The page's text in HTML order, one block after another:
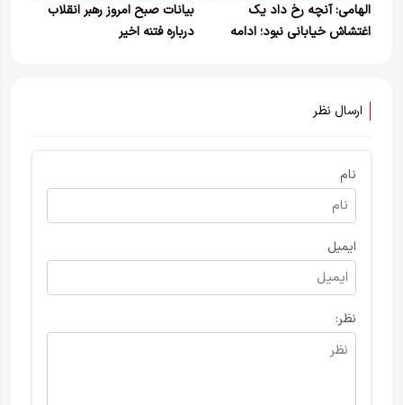
الهامی: آنچه رخ داد یک
اغتشاش خیابانی نبود؛ ادامه
بیانات صبح امروز رهبر انقلاب
درباره فتنه اخیر
ارسال نظر
نام
ایمیل
نظر: